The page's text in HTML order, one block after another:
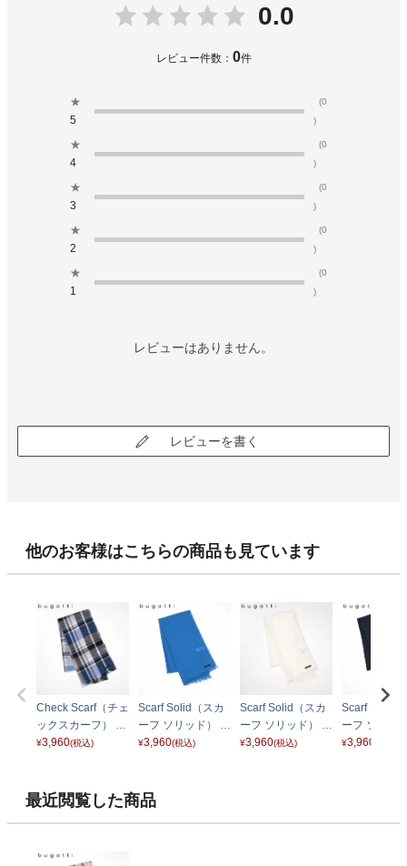
0.0
レビュー件数： 0件
★
5
(0
)
★
4
(0
)
★
3
(0
)
★
2
(0
)
★
1
(0
)
レビューはありません。
レビューを書く
他のお客様はこちらの商品も見ています
Check Scarf（チェ
ックスカーフ） 63
0324 デニム
¥3,960(税込)
Scarf Solid（スカ
ーフ ソリッド） 6
30323 デニム
¥3,960(税込)
Scarf Solid（スカ
ーフ ソリッド） 6
30323 ホワイト
¥3,960(税込)
Scarf Solid
ーフ ソリッ
30323 ネイ
¥3,960
最近閲覧した商品